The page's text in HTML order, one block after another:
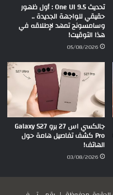
تحديث One UI 9.5 : أول ظهور
حقيقي للواجهة الجديدة ..
وسامسونج تمهد لإطلاقه في
هذا التوقيت!
05/08/2026
جالكسي اس 27 برو Galaxy S27
Pro كشف تفاصيل هامة حول
الهاتف!
03/08/2026